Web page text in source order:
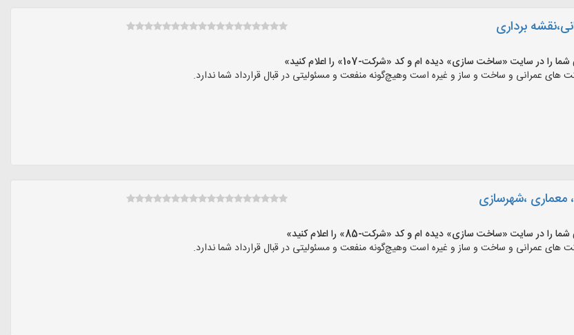
برداری
سایت «ساخت سازی» دیده ام و کد «شرکت-107» را اعلام کنید»
عمرانی و ساخت و ساز و غیره است وهیچ‌گونه منفعت و مسئولیتی در قبال قرارداد شما ندارد.
،شهرسازی
سایت «ساخت سازی» دیده ام و کد «شرکت-85» را اعلام کنید»
عمرانی و ساخت و ساز و غیره است وهیچ‌گونه منفعت و مسئولیتی در قبال قرارداد شما ندارد.